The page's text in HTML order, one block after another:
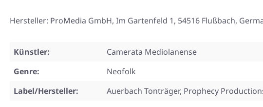
Hersteller: ProMedia GmbH, Im Gartenfeld 1, 54516 Flußbach,
Künstler:
Camerata Mediolanense
Genre:
Neofolk
Label/Hersteller:
Auerbach Tonträger, Prophecy